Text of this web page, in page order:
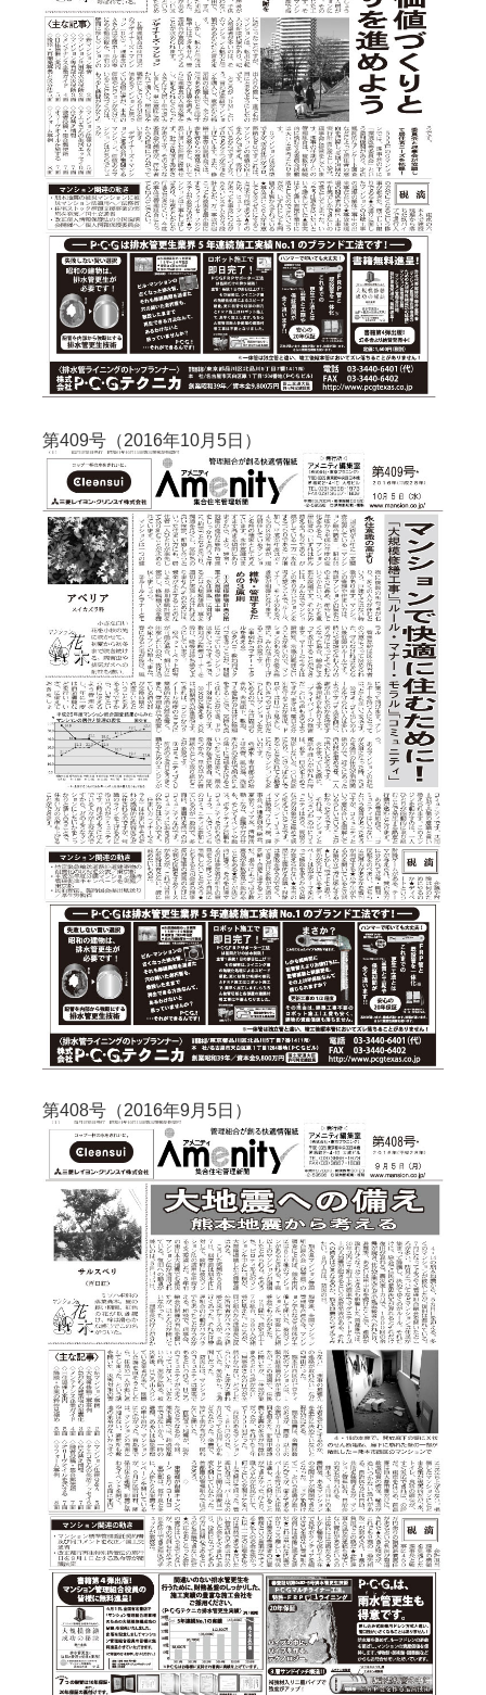
第409号（2016年10月5日）
第408号（2016年9月5日）